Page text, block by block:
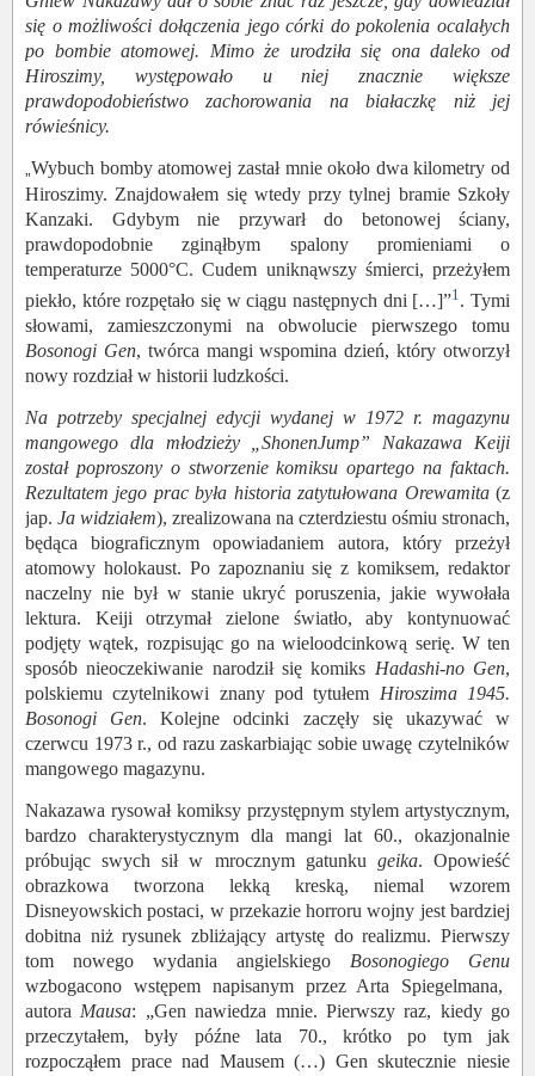
się o możliwości dołączenia jego córki do pokolenia ocalałych
po bombie atomowej. Mimo że urodziła się ona daleko od
Hiroszimy, występowało u niej znacznie większe
prawdopodobieństwo zachorowania na białaczkę niż jej
rówieśnicy.
Wybuch bomby atomowej zastał mnie około dwa kilometry od
Hiroszimy. Znajdowałem się wtedy przy tylnej bramie Szkoły
Kanzaki. Gdybym nie przywarł do betonowej ściany,
prawdopodobnie zginąłbym spalony promieniami o
temperaturze 5000°C. Cudem uniknąwszy śmierci, przeżyłem
piekło, które rozpętało się w ciągu następnych dni […]”1. Tymi
słowami, zamieszczonymi na obwolucie pierwszego tomu
Bosonogi Gen, twórca mangiwspomina dzień, który otworzył
nowy rozdział w historii ludzkości.
Na potrzeby specjalnej edycji wydanej w 1972 r. magazynu
mangowego dla młodzieży „ShonenJump” Nakazawa Keiji
został poproszony o stworzenie komiksu opartego na faktach.
Rezultatem jego prac była historia zatytułowana Orewamita(z
jap. Ja widziałem), zrealizowana na czterdziestu ośmiu stronach,
będąca biograficznym opowiadaniem autora, który przeżył
atomowy holokaust. Po zapoznaniu się z komiksem, redaktor
naczelny nie był w stanie ukryć poruszenia, jakie wywołała
lektura. Keiji otrzymał zielone światło, aby kontynuować
podjęty wątek, rozpisując go na wieloodcinkową serię. W ten
sposób nieoczekiwanie narodził się komiks Hadashi-no Gen,
polskiemu czytelnikowi znany pod tytułem Hiroszima 1945.
Bosonogi Gen. Kolejne odcinki zaczęły się ukazywać w
czerwcu 1973 r., od razu zaskarbiając sobie uwagę czytelników
mangowego magazynu.
Nakazawa rysował komiksy przystępnym stylem artystycznym,
bardzo charakterystycznym dla mangi lat 60., okazjonalnie
próbując swych sił w mrocznym gatunku geika. Opowieść
obrazkowa tworzona lekką kreską, niemal wzorem
Disneyowskich postaci, w przekazie horroru wojny jest bardziej
dobitna niż rysunek zbliżający artystę do realizmu. Pierwszy
tom nowego wydania angielskiego Bosonogiego Genu
wzbogacono wstępem napisanym przez Arta Spiegelmana,
autora Mausa: „Gen nawiedza mnie. Pierwszy raz, kiedy go
przeczytałem, były późne lata 70., krótko po tym jak
rozpocząłem prace nad Mausem (…) Gen skutecznie niesie